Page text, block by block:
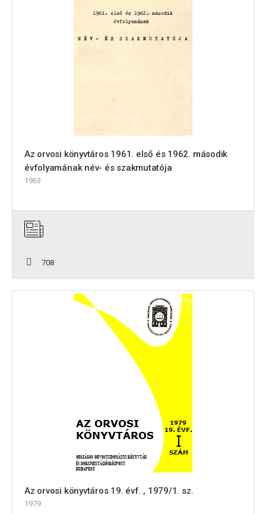
Az orvosi könyvtáros 1961. első és 1962. második
évfolyamának név- és szakmutatója
1963
708
Az orvosi könyvtáros 19. évf. , 1979/1. sz.
1979